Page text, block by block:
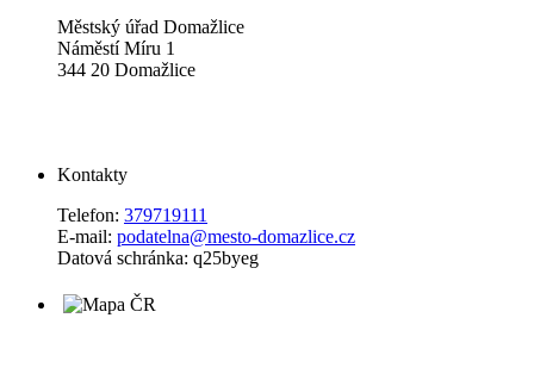
Městský úřad Domažlice
Náměstí Míru 1
344 20 Domažlice
Kontakty
Telefon: 379719111
E-mail: podatelna@mesto-domazlice.cz
Datová schránka: q25byeg